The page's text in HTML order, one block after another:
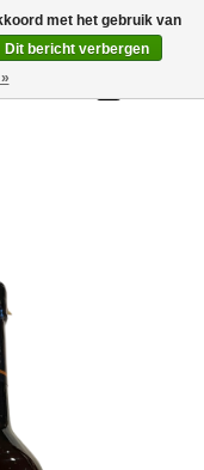
Items
met het gebruik van
Dit bericht verbergen